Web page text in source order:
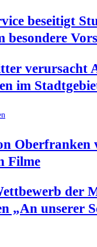
besei­tigt
beson­de­re
ver­ur­sacht
im
Ober­fran­ken
Filme
der
„An unse­rer